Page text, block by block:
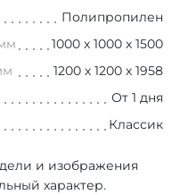
Полипропилен
1000 х 1000 х 1500
1200 х 1200 х 1958
От 1 дня
Классик
и изображения
характер.